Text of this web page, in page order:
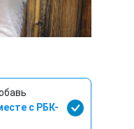
с РБК-